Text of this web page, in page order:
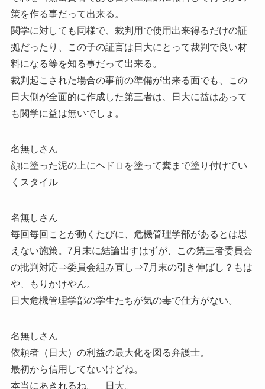
策を作る事だって出来る。
関学に対しても同様で、裁判用で使用出来得るだけの証
拠だったり、この子の証言は日大にとって裁判で良い材
料になる等を知る事だって出来る。
裁判起こされた場合の事前の準備が出来る面でも、この
日大側が全面的に作成した第三者は、日大に益はあって
も関学に益は無いでしょ。
名無しさん
顔に塗った泥の上にヘドロを塗って糞まで塗り付けてい
くスタイル
名無しさん
毎回毎回ことが動くたびに、危機管理学部があるとは思
えない施策。7月末に結論出すはずが、この第三者委員会
の批判対応⇒委員会組み直し⇒7月末の引き伸ばし？もは
や、もりかけやん。
日大危機管理学部の学生たちが気の毒で仕方がない。
名無しさん
依頼者（日大）の利益の最大化を図る弁護士。
最初から信用してないけどね。
本当にあきれるね。 日大。